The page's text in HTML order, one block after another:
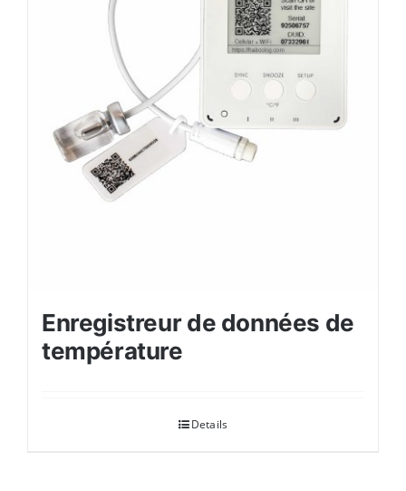
Enregistreur de données de
température
Details